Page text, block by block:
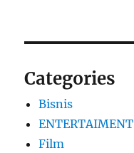
Categories
Bisnis
ENTERTAIMENT
Film